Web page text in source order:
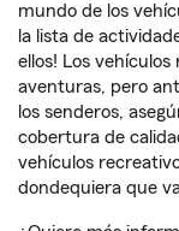
mundo de los
la lista de
ellos! Los
aventuras, pero
los senderos,
cobertura de
vehículos
dondequiera que